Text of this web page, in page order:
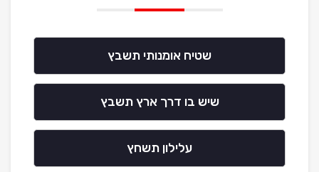
שטיח אומנותי תשבץ
שיש בו דרך ארץ תשבץ
עלילון תשחץ